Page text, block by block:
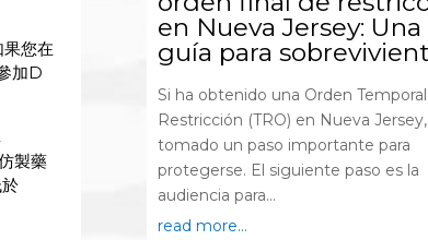
您在
加D
製藥
en Nueva Jersey: Una
guía para
Si ha obtenido una Orden
Restricción (TRO) en Nueva
tomado un paso importante para
protegerse. El siguiente paso es la
audiencia para...
read more...